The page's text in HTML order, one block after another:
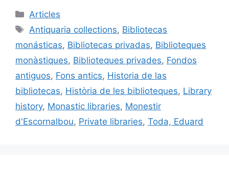
c
e
b
o
o
k
ai
l
s
k
y
e
dI
n
p
ar
te
ix
Categories
Articles
Etiquetes
Antiquaria collections, Bibliotecas
monásticas, Bibliotecas privadas, Biblioteques
monàstiques, Biblioteques privades, Fondos
antiguos, Fons antics, Historia de las
bibliotecas, Història de les biblioteques, Library
history, Monastic libraries, Monestir
d'Escornalbou, Private libraries, Toda, Eduard